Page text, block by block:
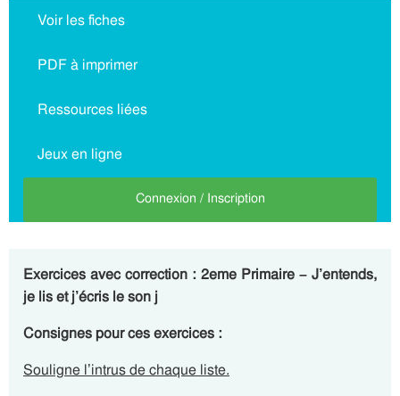
Voir les fiches
PDF à imprimer
Ressources liées
Jeux en ligne
Connexion / Inscription
Exercices avec correction : 2eme Primaire – J’entends,
je lis et j’écris le son j
Consignes pour ces exercices :
Souligne l’intrus de chaque liste.